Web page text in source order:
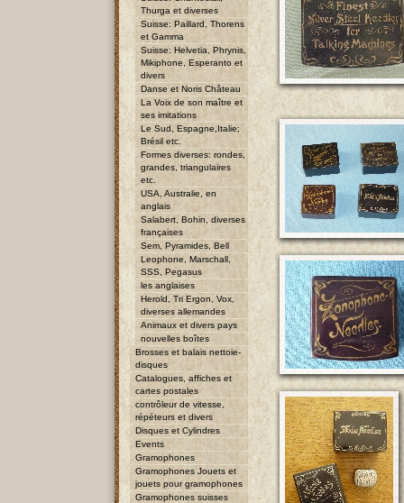
Thurga et diverses
Suisse: Paillard, Thorens
et Gamma
Suisse: Helvetia, Phrynis,
Mikiphone, Esperanto et
divers
Danse et Noris Château
La Voix de son maître et
ses imitations
Le Sud, Espagne,Italie;
Brésil etc.
Formes diverses: rondes,
grandes, triangulaires
etc.
USA, Australie, en
anglais
Salabert, Bohin, diverses
françaises
Sem, Pyramides, Bell
Leophone, Marschall,
SSS, Pegasus
les anglaises
Herold, Tri Ergon, Vox,
diverses allemandes
Animaux et divers pays
nouvelles boîtes
Brosses et balais nettoie-
disques
Catalogues, affiches et
cartes postales
contrôleur de vitesse,
répéteurs et divers
Disques et Cylindres
Events
Gramophones
Gramophones Jouets et
jouets pour gramophones
Gramophones suisses